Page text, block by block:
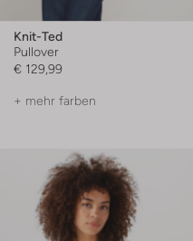
Knit-Ted
Pullover
€ 129,99
+ mehr farben